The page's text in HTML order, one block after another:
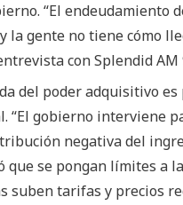
“El endeudamiento
la gente no tiene cómo
con Splendid AM
del poder adquisitivo
“El gobierno interviene
negativa del
que se pongan límites a
suben tarifas y precios